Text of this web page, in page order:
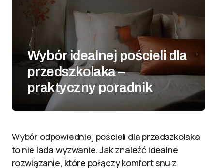
Wybór idealnej pościeli dla
przedszkolaka –
praktyczny poradnik
Wybór odpowiedniej pościeli dla przedszkolaka
to nie lada wyzwanie. Jak znaleźć idealne
rozwiązanie, które połączy komfort snu z